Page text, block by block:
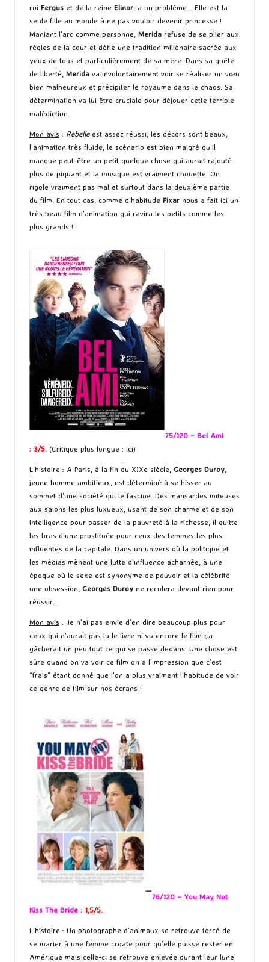
roi Fergus et de la reine Elinor, a un problème… Elle est la
seule fille au monde à ne pas vouloir devenir princesse !
Maniant l’arc comme personne, Merida refuse de se plier aux
règles de la cour et défie une tradition millénaire sacrée aux
yeux de tous et particulièrement de sa mère. Dans sa quête
de liberté, Merida va involontairement voir se réaliser un vœu
bien malheureux et précipiter le royaume dans le chaos. Sa
détermination va lui être cruciale pour déjouer cette terrible
malédiction.
Mon avis : Rebelleest assez réussi, les décors sont beaux,
l’animation très fluide, le scénario est bien malgré qu’il
manque peut-être un petit quelque chose qui aurait rajouté
plus de piquant et la musique est vraiment chouette. On
rigole vraiment pas mal et surtout dans la deuxième partie
du film. En tout cas, comme d’habitude Pixar nous a fait ici un
très beau film d’animation qui ravira les petits comme les
plus grands !
75/120 – Bel Ami
: 3/5. (Critique plus longue : ici)
L’histoire : A Paris, à la fin du XIXe siècle, Georges Duroy,
jeune homme ambitieux, est déterminé à se hisser au
sommet d’une société qui le fascine. Des mansardes miteuses
aux salons les plus luxueux, usant de son charme et de son
intelligence pour passer de la pauvreté à la richesse, il quitte
les bras d’une prostituée pour ceux des femmes les plus
influentes de la capitale. Dans un univers où la politique et
les médias mènent une lutte d’influence acharnée, à une
époque où le sexe est synonyme de pouvoir et la célébrité
une obsession, Georges Duroy ne reculera devant rien pour
réussir.
Mon avis : Je n’ai pas envie d’en dire beaucoup plus pour
ceux qui n’aurait pas lu le livre ni vu encore le film ça
gâcherait un peu tout ce qui se passe dedans. Une chose est
sûre quand on va voir ce film on a l’impression que c’est
“frais” étant donné que l’on a plus vraiment l’habitude de voir
ce genre de film sur nos écrans !
76/120 – You May Not
Kiss The Bride : 1,5/5
L’histoire : Un photographe d’animaux se retrouve forcé de
se marier à une femme croate pour qu’elle puisse rester en
Amérique mais celle-ci se retrouve enlevée durant leur lune